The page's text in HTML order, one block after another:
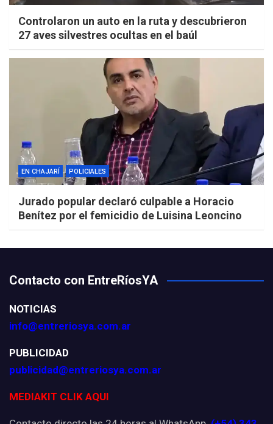
Controlaron un auto en la ruta y descubrieron
27 aves silvestres ocultas en el baúl
EN CHAJARÍ POLICIALES
Jurado popular declaró culpable a Horacio
Benítez por el femicidio de Luisina Leoncino
Contacto con EntreRíosYA
NOTICIAS
info@entreriosya.com.ar
PUBLICIDAD
publicidad@entreriosya.com.ar
MEDIAKIT CLIK AQUI